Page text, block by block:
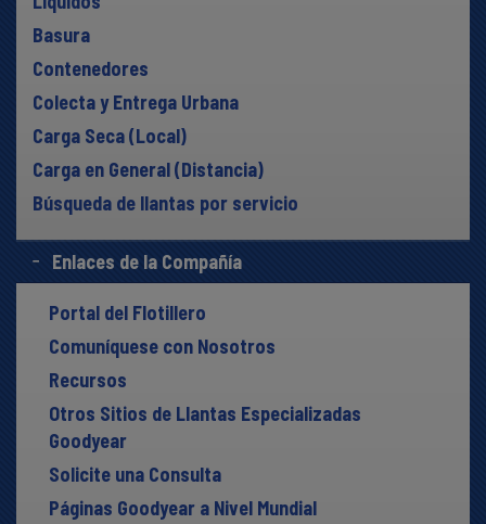
Basura
Contenedores
Colecta y Entrega Urbana
Carga Seca (Local)
Carga en General (Distancia)
Búsqueda de llantas por servicio
Enlaces de la Compañía
Portal del Flotillero
Comuníquese con Nosotros
Recursos
Otros Sitios de Llantas Especializadas
Goodyear
Solicite una Consulta
Páginas Goodyear a Nivel Mundial